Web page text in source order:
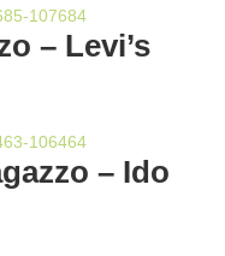
– Levi’s
– Ido